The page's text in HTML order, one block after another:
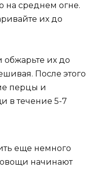
на среднем огне.
их до
обжарьте их до
После этого
перцы и
в течение 5-7
еще немного
начинают